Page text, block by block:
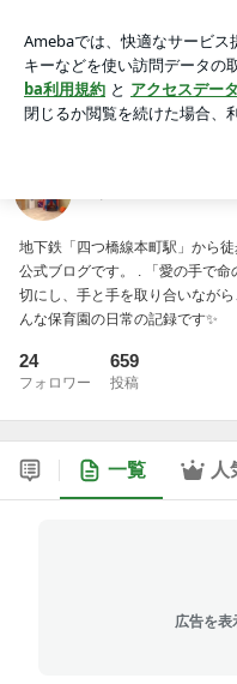
アプリをダウンロードして
ょう。
地下鉄「四つ橋線本町駅」から
公式ブログです。 . 「愛の手で
切にし、手と手を取り合いなが
んな保育園の日常の記録です✨
24
フォロワー
659
投稿
一覧 人
広告を表